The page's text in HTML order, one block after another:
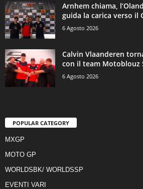
Arnhem chiama,
guida la carica verso il
6 Agosto 2026
Calvin Vlaanderen
con il team Motoblouz
6 Agosto 2026
POPULAR CATEGORY
MXGP
MOTO GP
WORLDSBK/ WORLDSSP
EVENTI VARI